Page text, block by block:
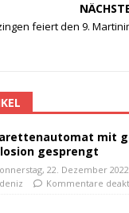
feiert den 9.
mit
gesprengt
22. Dezember 2022
Kommentare